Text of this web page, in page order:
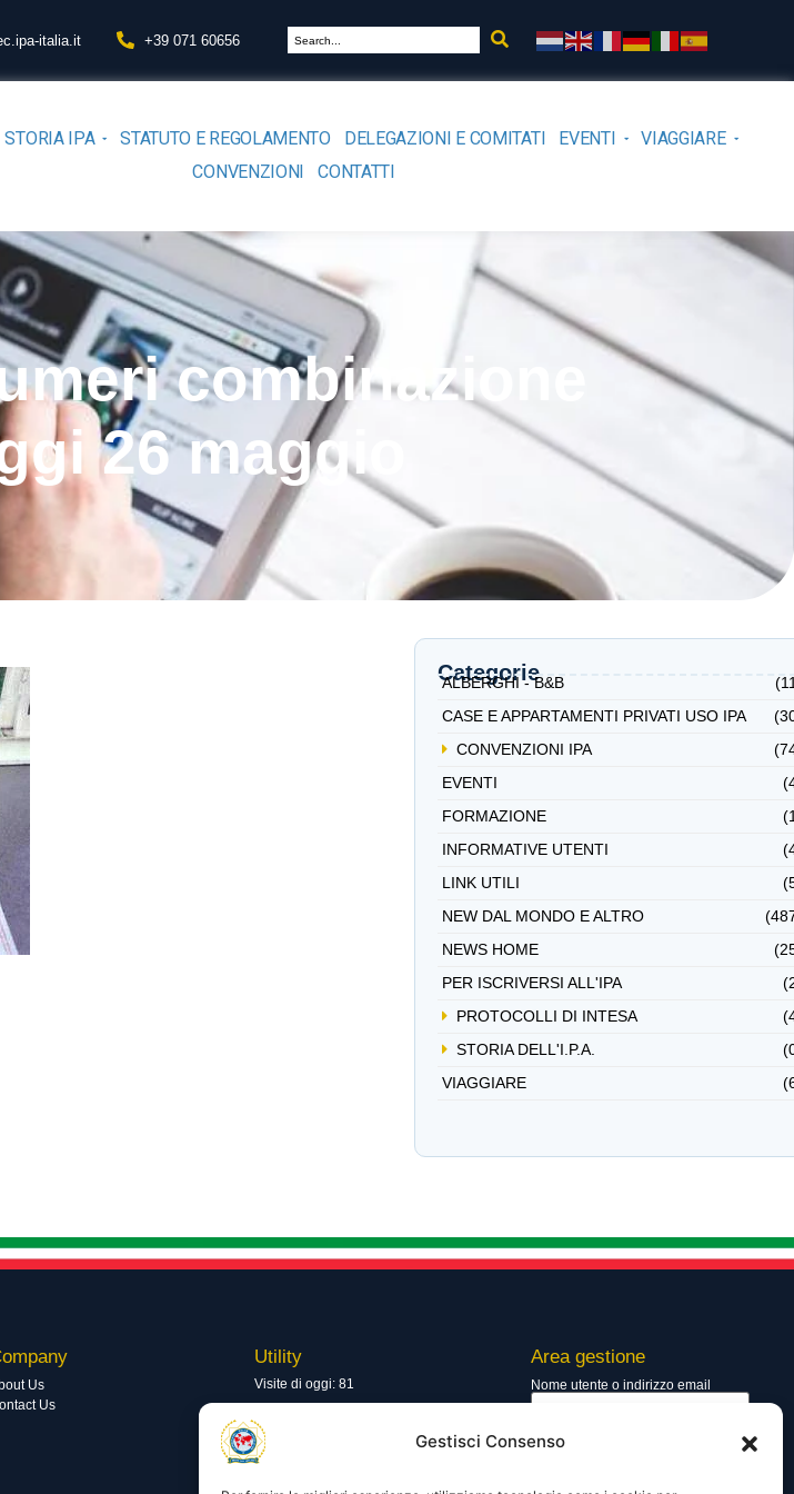
Gestisci Consenso
italia.it +39 071 60656
STORIA IPA STATUTO E REGOLAMENTO DELEGAZIONI E COMITATI EVENTI
VIAGGIARE
CONVENZIONI
CONTATTI
combinazione
26 maggio
Categorie
ALBERGHI - B&B
CASE E APPARTAMENTI PRIVATI USO IPA
CONVENZIONI IPA
EVENTI
FORMAZIONE
INFORMATIVE UTENTI
LINK UTILI
NEW DAL MONDO E ALTRO
NEWS HOME
PER ISCRIVERSI ALL'IPA
PROTOCOLLI DI INTESA
STORIA DELL'I.P.A.
VIAGGIARE
Us
Us
Utility
Visite di oggi: 81
Visite totali: 13545
Area gestione
Nome utente o indirizzo email